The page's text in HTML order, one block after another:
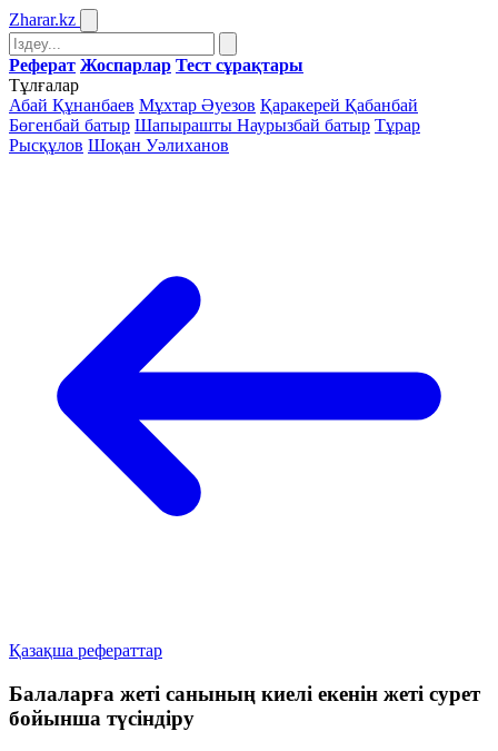
Zharar.kz
Реферат Жоспарлар Тест сұрақтары
Тұлғалар
Абай Құнанбаев Мұхтар Әуезов Қаракерей Қабанбай
Бөгенбай батыр Шапырашты Наурызбай батыр Тұрар
Рысқұлов Шоқан Уәлиханов
Қазақша рефераттар
Балаларға жеті санының киелі екенін жеті сурет
бойынша түсіндіру